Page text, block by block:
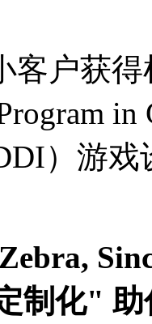
客户获得
in
）游
制化"